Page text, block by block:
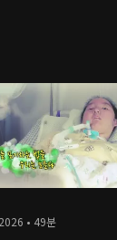
• 49분